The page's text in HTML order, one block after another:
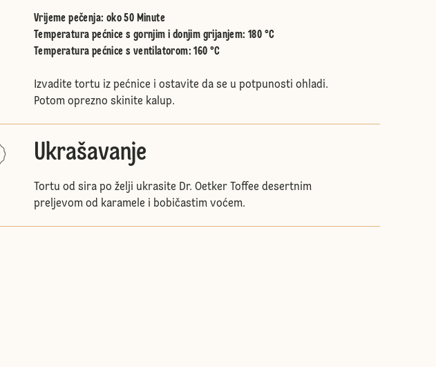
Vrijeme pečenja: oko 50 Minute
Temperatura pećnice s gornjim i donjim grijanjem: 180 °C
Temperatura pećnice s ventilatorom: 160 °C
Izvadite tortu iz pećnice i ostavite da se u potpunosti ohladi.
Potom oprezno skinite kalup.
Ukrašavanje
Tortu od sira po želji ukrasite Dr. Oetker Toffee desertnim
preljevom od karamele i bobičastim voćem.